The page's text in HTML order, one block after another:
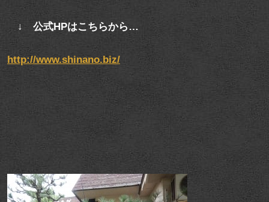
↓ 公式HPはこちらから…
http://www.shinano.biz/